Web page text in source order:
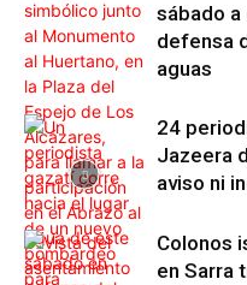
sábado
defensa
aguas
24
Jazeera
aviso ni
Colonos
en Sarra